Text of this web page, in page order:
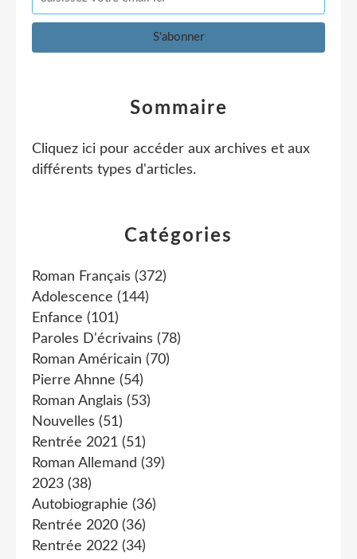
Catégories
Roman Français (372)
Adolescence (144)
Enfance (101)
Paroles D'écrivains (78)
Roman Américain (70)
Pierre Ahnne (54)
Roman Anglais (53)
Nouvelles (51)
Rentrée 2021 (51)
Roman Allemand (39)
2023 (38)
Autobiographie (36)
Rentrée 2020 (36)
Rentrée 2022 (34)
Sommaire
Cliquez ici pour accéder aux archives et aux
différents types d'articles.